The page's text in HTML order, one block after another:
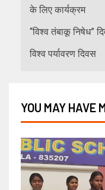
के लिए कार्यक्रम
“विश्व तंबाकू निषेध”
विश्व पर्यावरण दिवस
YOU MAY HAVE